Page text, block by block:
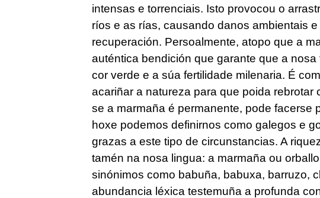
intensas e torrenciais. Isto provocou o
ríos e as rías, causando danos ambientais
recuperación. Persoalmente, atopo que a
auténtica bendición que garante que a
cor verde e a súa fertilidade milenaria. É
acariñar a natureza para que poida
se a marmaña é permanente, pode facerse
hoxe podemos definirnos como galegos e
grazas a este tipo de circunstancias. A
tamén na nosa lingua: a marmaña ou
sinónimos como babuña, babuxa, barruzo,
abundancia léxica testemuña a profunda